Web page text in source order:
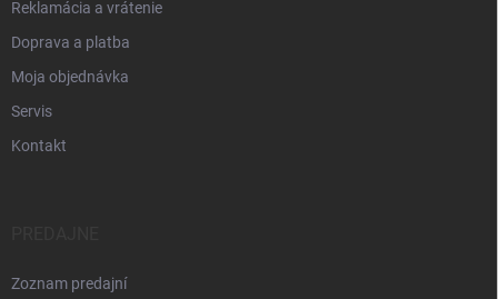
Reklamácia a vrátenie
Doprava a platba
Moja objednávka
Servis
Kontakt
Zoznam predajní